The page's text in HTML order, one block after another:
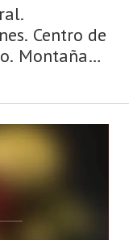
Centro de
Montaña
cosas más
en e ...